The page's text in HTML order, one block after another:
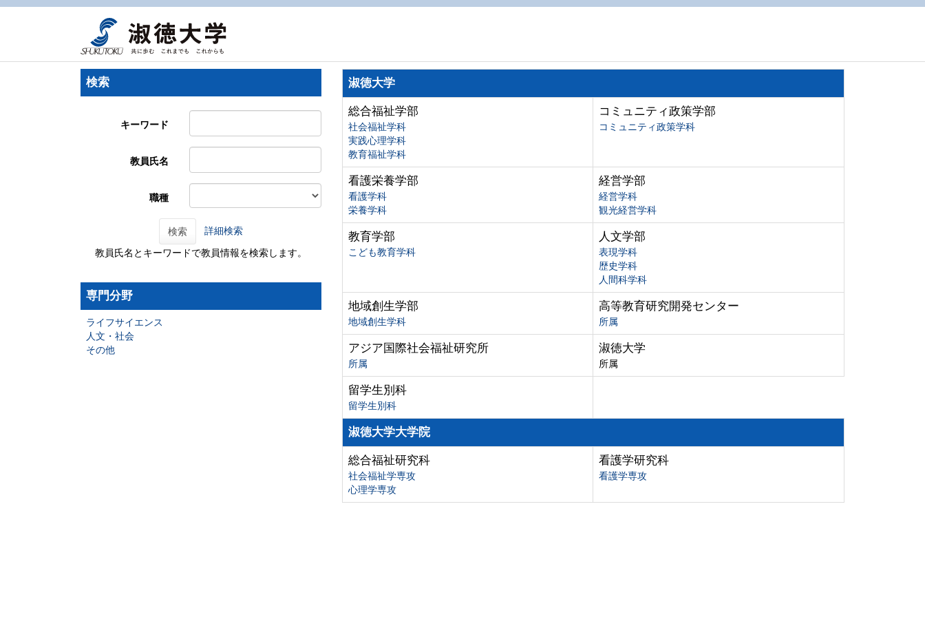
検索
キーワード
教員氏名
職種
検索 詳細検索
教員氏名とキーワードで教員情報を検索します。
専門分野
ライフサイエンス
人文・社会
その他
淑徳大学
総合福祉学部
社会福祉学科
実践心理学科
教育福祉学科
コミュニティ政策学部
コミュニティ政策学科
看護栄養学部
看護学科
栄養学科
経営学部
経営学科
観光経営学科
教育学部
こども教育学科
人文学部
表現学科
歴史学科
人間科学科
地域創生学部
地域創生学科
高等教育研究開発センター
所属
アジア国際社会福祉研究所
所属
淑徳大学
所属
留学生別科
留学生別科
淑徳大学大学院
総合福祉研究科
社会福祉学専攻
心理学専攻
看護学研究科
看護学専攻